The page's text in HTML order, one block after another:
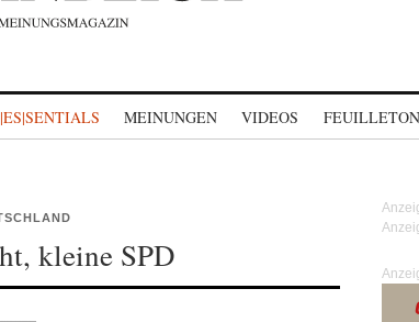
MEINUNGEN VIDEOS FEUILLETON
kleine SPD